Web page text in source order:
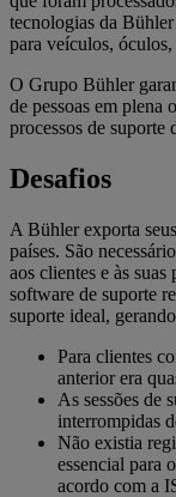
tecnologias da
para veículos,
O Grupo Bühler
de pessoas em plena
processos de
Desafios
A Bühler exporta
países. São
aos clientes e às
software de suporte
suporte ideal,
Para clientes
anterior era
As sessões de
interrompidas
Não existia
essencial para
acordo com a